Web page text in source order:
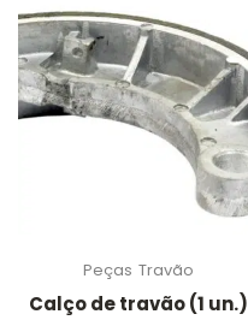
Peças Travão
Calço de travão (1 un.)